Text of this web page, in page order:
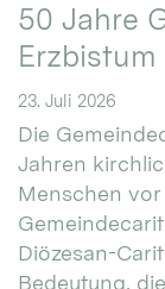
50 Jahre
Erzbistum
23. Juli 2026
Die
Jahren
Menschen
Diözesan-
Bedeutung,